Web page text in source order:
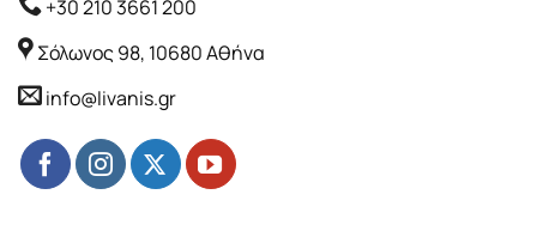
+30 210 3661 200
Σόλωνος 98, 10680 Αθήνα
info@livanis.gr